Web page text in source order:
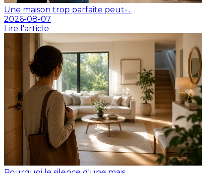
Une maison trop parfaite peut-...
2026-08-07
Lire l'article